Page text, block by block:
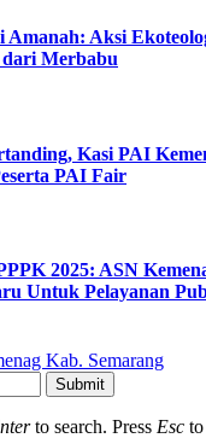
Amanah: Aksi
dari Merbabu
Kasi PAI
PAI Fair
2025: ASN
Untuk Pelayanan
Kab. Semarang
Submit
to search. Press Esc